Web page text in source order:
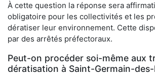
À cette question la réponse sera
obligatoire pour les collectivités et les
dératiser leur environnement. Cette
par des arrêtés préfectoraux.
Peut-on procéder soi-même aux
dératisation à Saint-Germain-des-